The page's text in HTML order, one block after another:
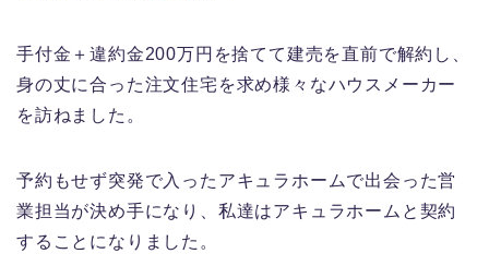
手付金＋違約金200万円を捨てて建売を直前で解約し、
身の丈に合った注文住宅を求め様々なハウスメーカー
を訪ねました。
予約もせず突発で入ったアキュラホームで出会った営
業担当が決め手になり、私達はアキュラホームと契約
することになりました。